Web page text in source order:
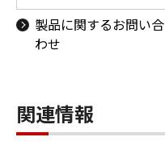
製品に関するお問い合
わせ
関連情報